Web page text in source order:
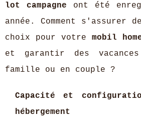
lot campagne ont été
année. Comment s'assurer
choix pour votre mobil
et garantir des
famille ou en couple ?
Capacité et
hébergement